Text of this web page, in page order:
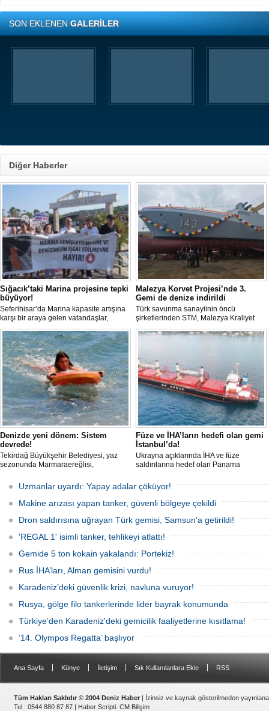
SON EKLENENGALERİLER
Diğer Haberler
Sığacık’taki Marina projesine tepki
büyüyor!
Seferihisar’da Marina kapasite artışına
karşı bir araya gelen vatandaşlar,
balıkçılar ve STK’lar, Sığacık Körfezi’nin
korunması çağrısı yaptı.
Malezya Korvet Projesi’nde 3.
Gemi de denize indirildi
Türk savunma sanayiinin öncü
şirketlerinden STM, Malezya Kraliyet
Donanması için inşa ettiği üç korvetlik
projede son gemiyi de denize indirdi.
Denizde yeni dönem: Sistem
devrede!
Tekirdağ Büyükşehir Belediyesi, yaz
sezonunda Marmaraereğlisi,
insansız cankurtaran araçlarını hizmete
aldı. Uzaktan kumandalı yeni nesil
sistem, boğulma vakalarına standart
müdahaleye göre daha hızlı ulaşarak ilk
müdahaleyi saniyeler içinde
Füze ve İHA’ların hedefi olan gemi
İstanbul’da!
Ukrayna açıklarında İHA ve füze
saldırılarına hedef olan Panama
Zehma’, hasarlı şekilde İstanbul
Boğazı’ndan geçişini tamamladı.
Uzmanlar uyardı: Yapay adalar çöküyor!
Makine arızası yapan tanker, güvenli bölgeye çekildi
Dron saldırısına uğrayan Türk gemisi, Samsun'a getirildi!
'REGAL 1' isimli tanker, tehlikeyi atlattı!
Gemide 5 ton kokain yakalandı: Portekiz!
Rus İHA’ları, Alman gemisini vurdu!
Karadeniz’deki güvenlik krizi, navluna vuruyor!
Rusya, gölge filo tankerlerinde lider bayrak konumunda
Türkiye’den Karadeniz'deki gemicilik faaliyetlerine kısıtlama!
‘14. Olympos Regatta’ başlıyor
Ana Sayfa Künye İletişim Sık Kullanılanlara Ekle RSS
Tüm Hakları Saklıdır © 2004 Deniz Haber | İzinsiz ve kaynak gösterilmeden
Tel : 0544 880 87 87 | Haber Scripti: CM Bilişim